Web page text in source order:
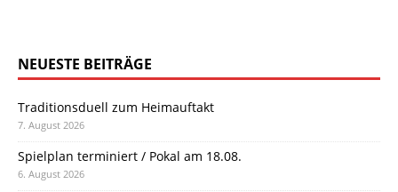
NEUESTE BEITRÄGE
Traditionsduell zum Heimauftakt
7. August 2026
Spielplan terminiert / Pokal am 18.08.
6. August 2026